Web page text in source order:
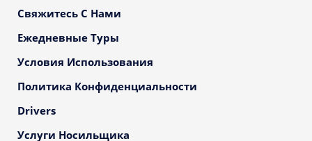
Свяжитесь С Нами
Ежедневные Туры
Условия Использования
Политика Конфиденциальности
Drivers
Услуги Носильщика